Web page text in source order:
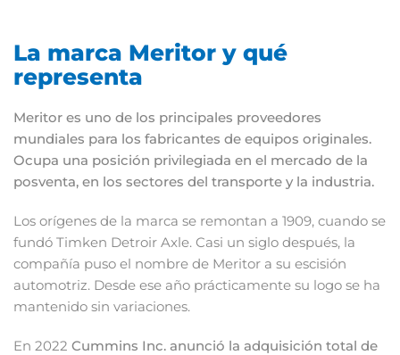
La marca Meritor y qué
representa
Meritor es uno de los principales proveedores
mundiales para los fabricantes de equipos originales.
Ocupa una posición privilegiada en el mercado de la
posventa, en los sectores del transporte y la industria.
Los orígenes de la marca se remontan a 1909, cuando se
fundó Timken Detroir Axle. Casi un siglo después, la
compañía puso el nombre de Meritor a su escisión
automotriz. Desde ese año prácticamente su logo se ha
mantenido sin variaciones.
En 2022 Cummins Inc. anunció la adquisición total de